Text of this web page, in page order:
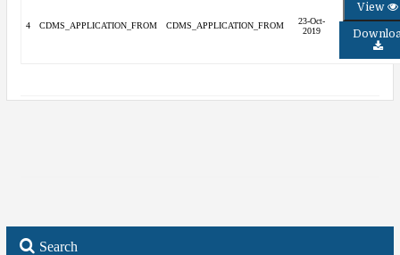
4 CDMS_APPLICATION_FROM CDMS_APPLICATION_FROM
23-Oct-
2019
View
Search